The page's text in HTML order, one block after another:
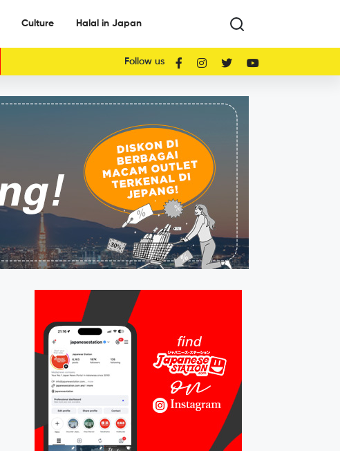
Culture Halal in Japan
Follow us